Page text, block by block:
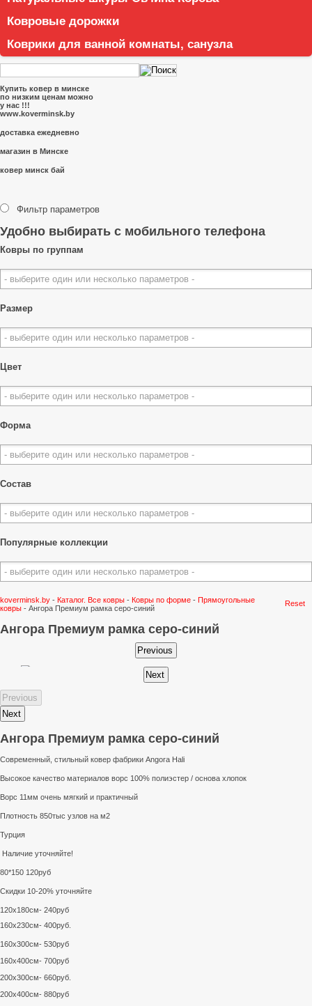
Ковровые дорожки
Коврики для ванной комнаты, санузла
Купить ковер в минске
по низким ценам можно
у нас !!!
www.koverminsk.by
доставка ежедневно
магазин в Минске
ковер минск бай
Фильтр параметров
Удобно выбирать с мобильного телефона
Ковры по группам
Размер
Цвет
Форма
Состав
Популярные коллекции
Reset
koverminsk.by - Каталог. Все ковры - Ковры по форме - Прямоугольные
ковры - Ангора Премиум рамка серо-синий
Ангора Премиум рамка серо-синий
Ангора Премиум рамка серо-синий
Современный, стильный ковер фабрики Angora Hali
Высокое качество материалов ворс 100% полиэстер / основа хлопок
Ворс 11мм очень мягкий и практичный
Плотность 850тыс узлов на м2
Турция
Наличие уточняйте!
80*150 120руб
Скидки 10-20% уточняйте
120х180см- 240руб
160х230см- 400руб.
160x300см- 530руб
160х400см- 700руб
200х300см- 660руб.
200х400см- 880руб